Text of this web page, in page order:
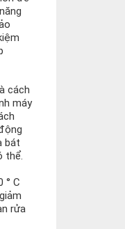
cách
máy
bát
thể.
° C
rửa